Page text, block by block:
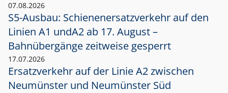
07.08.2026
S5-Ausbau: Schienenersatzverkehr auf den
Linien A1 undA2 ab 17. August –
Bahnübergänge zeitweise gesperrt
17.07.2026
Ersatzverkehr auf der Linie A2 zwischen
Neumünster und Neumünster Süd